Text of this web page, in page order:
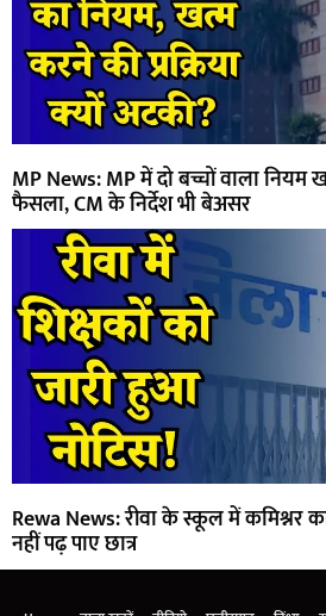
MP News: MP में दो बच्चों वाला
फैसला, CM के निर्देश भी बेअसर
Rewa News: रीवा के स्कूल में कमिश्नर
नहीं पढ़ पाए छात्र